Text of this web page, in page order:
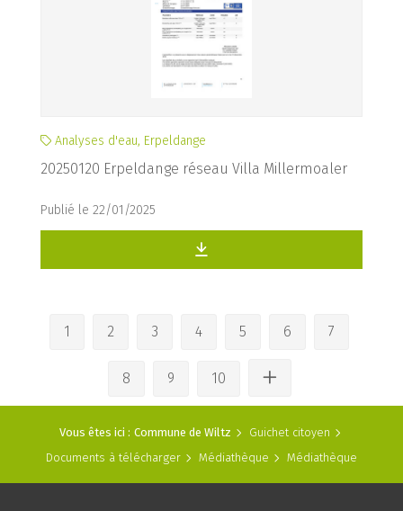
Analyses d'eau, Erpeldange
20250120 Erpeldange réseau Villa Millermoaler
Publié le 22/01/2025
1 2 3 4 5 6 7
8 9 10
Vous êtes ici : Commune de Wiltz
Guichet citoyen
Documents à télécharger
Médiathèque Médiathèque